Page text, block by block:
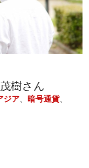
樹さん
ジア、暗号通貨、